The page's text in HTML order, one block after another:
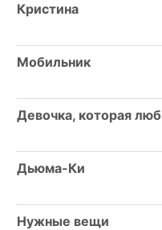
Кристина
Мобильник
Девочка, которая
Дьюма-Ки
Нужные вещи